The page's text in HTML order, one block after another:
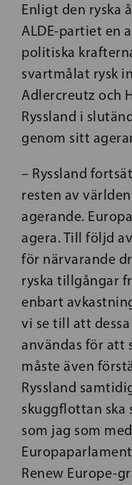
Enligt den ryska
ALDE-partiet en
politiska
svartmålat rysk
Adlercreutz och
Ryssland i
genom sitt
– Ryssland
resten av
agerande.
agera. Till följd
för närvarande
ryska tillgångar
enbart
vi se till att
användas för att
måste även
Ryssland
skuggflottan ska
som jag som
Renew Europe-